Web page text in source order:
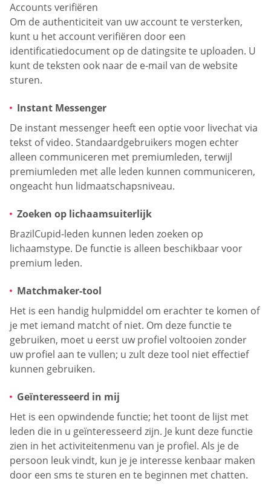
Accounts verifiëren
Om de authenticiteit van uw account te versterken,
kunt u het account verifiëren door een
identificatiedocument op de datingsite te uploaden. U
kunt de teksten ook naar de e-mail van de website
sturen.
Instant Messenger
De instant messenger heeft een optie voor livechat via
tekst of video. Standaardgebruikers mogen echter
alleen communiceren met premiumleden, terwijl
premiumleden met alle leden kunnen communiceren,
ongeacht hun lidmaatschapsniveau.
Zoeken op lichaamsuiterlijk
BrazilCupid-leden kunnen leden zoeken op
lichaamstype. De functie is alleen beschikbaar voor
premium leden.
Matchmaker-tool
Het is een handig hulpmiddel om erachter te komen of
je met iemand matcht of niet. Om deze functie te
gebruiken, moet u eerst uw profiel voltooien zonder
uw profiel aan te vullen; u zult deze tool niet effectief
kunnen gebruiken.
Geïnteresseerd in mij
Het is een opwindende functie; het toont de lijst met
leden die in u geïnteresseerd zijn. Je kunt deze functie
zien in het activiteitenmenu van je profiel. Als je de
persoon leuk vindt, kun je je interesse kenbaar maken
door een sms te sturen en te beginnen met chatten.